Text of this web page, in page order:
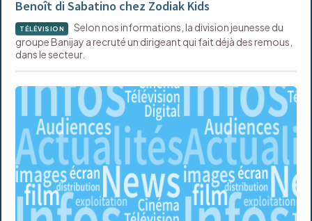
Benoît di Sabatino chez Zodiak Kids
TÉLÉVISION
Selon nos informations, la division jeunesse du
groupe Banijay a recruté un dirigeant qui fait déjà des remous,
dans le secteur.